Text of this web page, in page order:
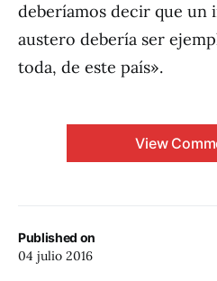
Published on
04 julio 2016
deberíamos decir que un
austero debería ser
toda, de este país».
View